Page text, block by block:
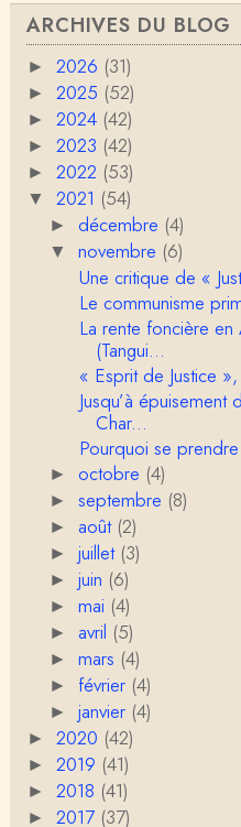
Pierre
Bonjour,En fin de
uses de l'apparition
Christophe
En deux mots : vos
our la plupart
RV
Le concept de
si l’on met de coté
c…
Anonymous
Porteuses d'eau.
servir à quelque
Christophe
C'est peut-être là
u'on appelle le
Anonymous
Je pense que VB a
disparition du
Sylvain Lejeune
Bonjour, j'ai trouvé
France très
Christophe
Lis cela (jusqu'au
asses.net/2018/
Damian
Bravo et Merci pour
e n'a pas attendu
VB
ARCHIVES DU BLOG
► 2026 (31)
► 2025 (52)
► 2024 (42)
► 2023 (42)
► 2022 (53)
▼ 2021 (54)
► décembre (4)
▼novembre (6)
Une critique de «
Le communisme
La rente foncière en
(Tangui...
« Esprit de Justice
Jusqu’à
Char...
Pourquoi se
► octobre (4)
►septembre (8)
►août (2)
►juillet (3)
►juin (6)
►mai (4)
►avril (5)
►mars (4)
► février (4)
►janvier (4)
► 2020 (42)
► 2019 (41)
► 2018 (41)
► 2017 (37)